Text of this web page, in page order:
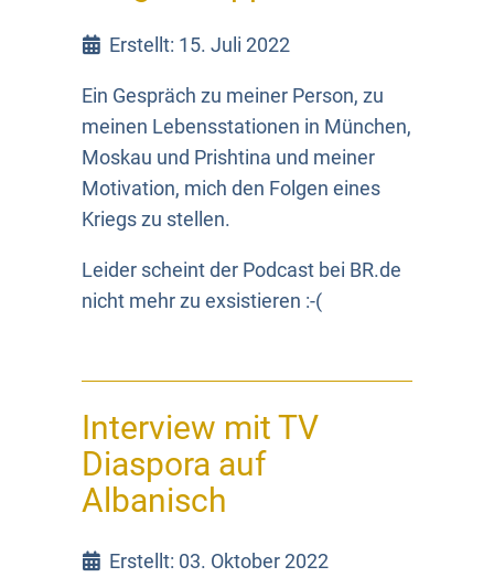
Erstellt: 15. Juli 2022
Ein Gespräch zu meiner Person, zu
meinen Lebensstationen in München,
Moskau und Prishtina und meiner
Motivation, mich den Folgen eines
Kriegs zu stellen.
Leider scheint der Podcast bei BR.de
nicht mehr zu exsistieren :-(
Interview mit TV
Diaspora auf
Albanisch
Erstellt: 03. Oktober 2022